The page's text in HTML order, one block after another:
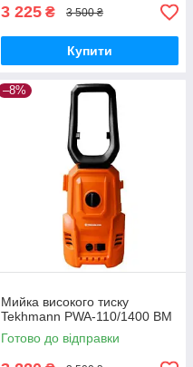
3 225 ₴ 3 500 ₴
Купити
–8%
Мийка високого тиску
Tekhmann PWA-110/1400 BM
Готово до відправки